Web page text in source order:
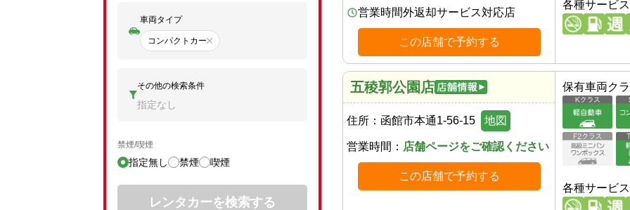
営業時間外返却サービス対応店
この店舗で予約する
各種サービス
五稜郭公園店
住所： 函館市本通1-56-15 地図
営業時間： 店舗ページをご確認ください
この店舗で予約する
保有車両ク
各種サービス
車両タイプ
コンパクトカー
その他の検索条件
指定なし
禁煙/喫煙
指定無し 禁煙 喫煙
レンタカーを検索する